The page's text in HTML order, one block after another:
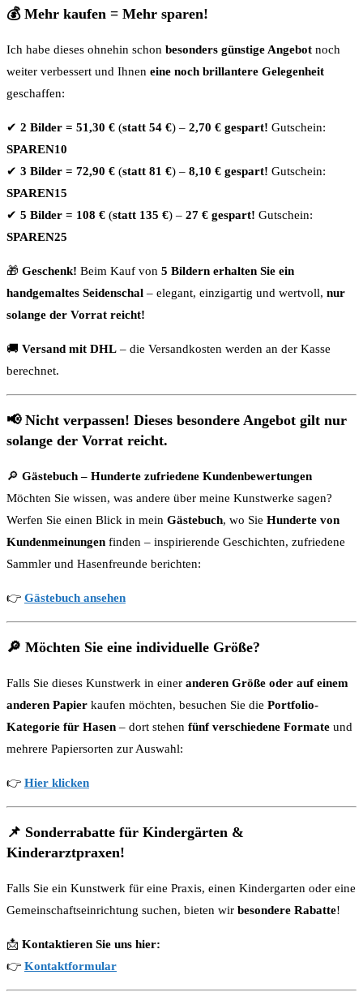
💰 Mehr kaufen = Mehr sparen!
Ich habe dieses ohnehin schon besonders günstige Angebot noch
weiter verbessert und Ihnen eine noch brillantere Gelegenheit
geschaffen:
✔ 2 Bilder = 51,30 € (statt 54 €) – 2,70 € gespart! Gutschein:
SPAREN10
✔ 3 Bilder = 72,90 € (statt 81 €) – 8,10 € gespart! Gutschein:
SPAREN15
✔ 5 Bilder = 108 € (statt 135 €) – 27 € gespart! Gutschein:
SPAREN25
🎁 Geschenk! Beim Kauf von 5 Bildern erhalten Sie ein
handgemaltes Seidenschal – elegant, einzigartig und wertvoll, nur
solange der Vorrat reicht!
🚚 Versand mit DHL – die Versandkosten werden an der Kasse
berechnet.
📢 Nicht verpassen! Dieses besondere Angebot gilt nur
solange der Vorrat reicht.
🔎 Gästebuch – Hunderte zufriedene Kundenbewertungen
Möchten Sie wissen, was andere über meine Kunstwerke sagen?
Werfen Sie einen Blick in mein Gästebuch, wo Sie Hunderte von
Kundenmeinungen finden – inspirierende Geschichten, zufriedene
Sammler und Hasenfreunde berichten:
👉 Gästebuch ansehen
🔎 Möchten Sie eine individuelle Größe?
Falls Sie dieses Kunstwerk in einer anderen Größe oder auf einem
anderen Papier kaufen möchten, besuchen Sie die Portfolio-
Kategorie für Hasen – dort stehen fünf verschiedene Formate und
mehrere Papiersorten zur Auswahl:
👉 Hier klicken
📌 Sonderrabatte für Kindergärten &
Kinderarztpraxen!
Falls Sie ein Kunstwerk für eine Praxis, einen Kindergarten oder eine
Gemeinschaftseinrichtung suchen, bieten wir besondere Rabatte!
📩 Kontaktieren Sie uns hier:
👉 Kontaktformular